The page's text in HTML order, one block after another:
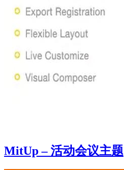
MitUp – 活动会议主题